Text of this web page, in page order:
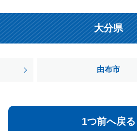
大分県
由布市
1つ前へ戻る